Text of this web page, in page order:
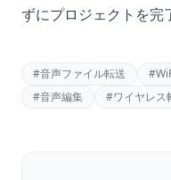
ずにプロジェクトを完
#音声ファイル転送 #
#音声編集 #ワイヤレス